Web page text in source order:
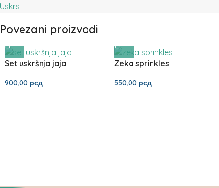
Uskrs
Povezani proizvodi
Set uskršnja jaja
900,00 рсд
Zeka sprinkles
550,00 рсд